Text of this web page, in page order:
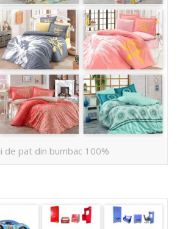
de pat din bumbac 100%